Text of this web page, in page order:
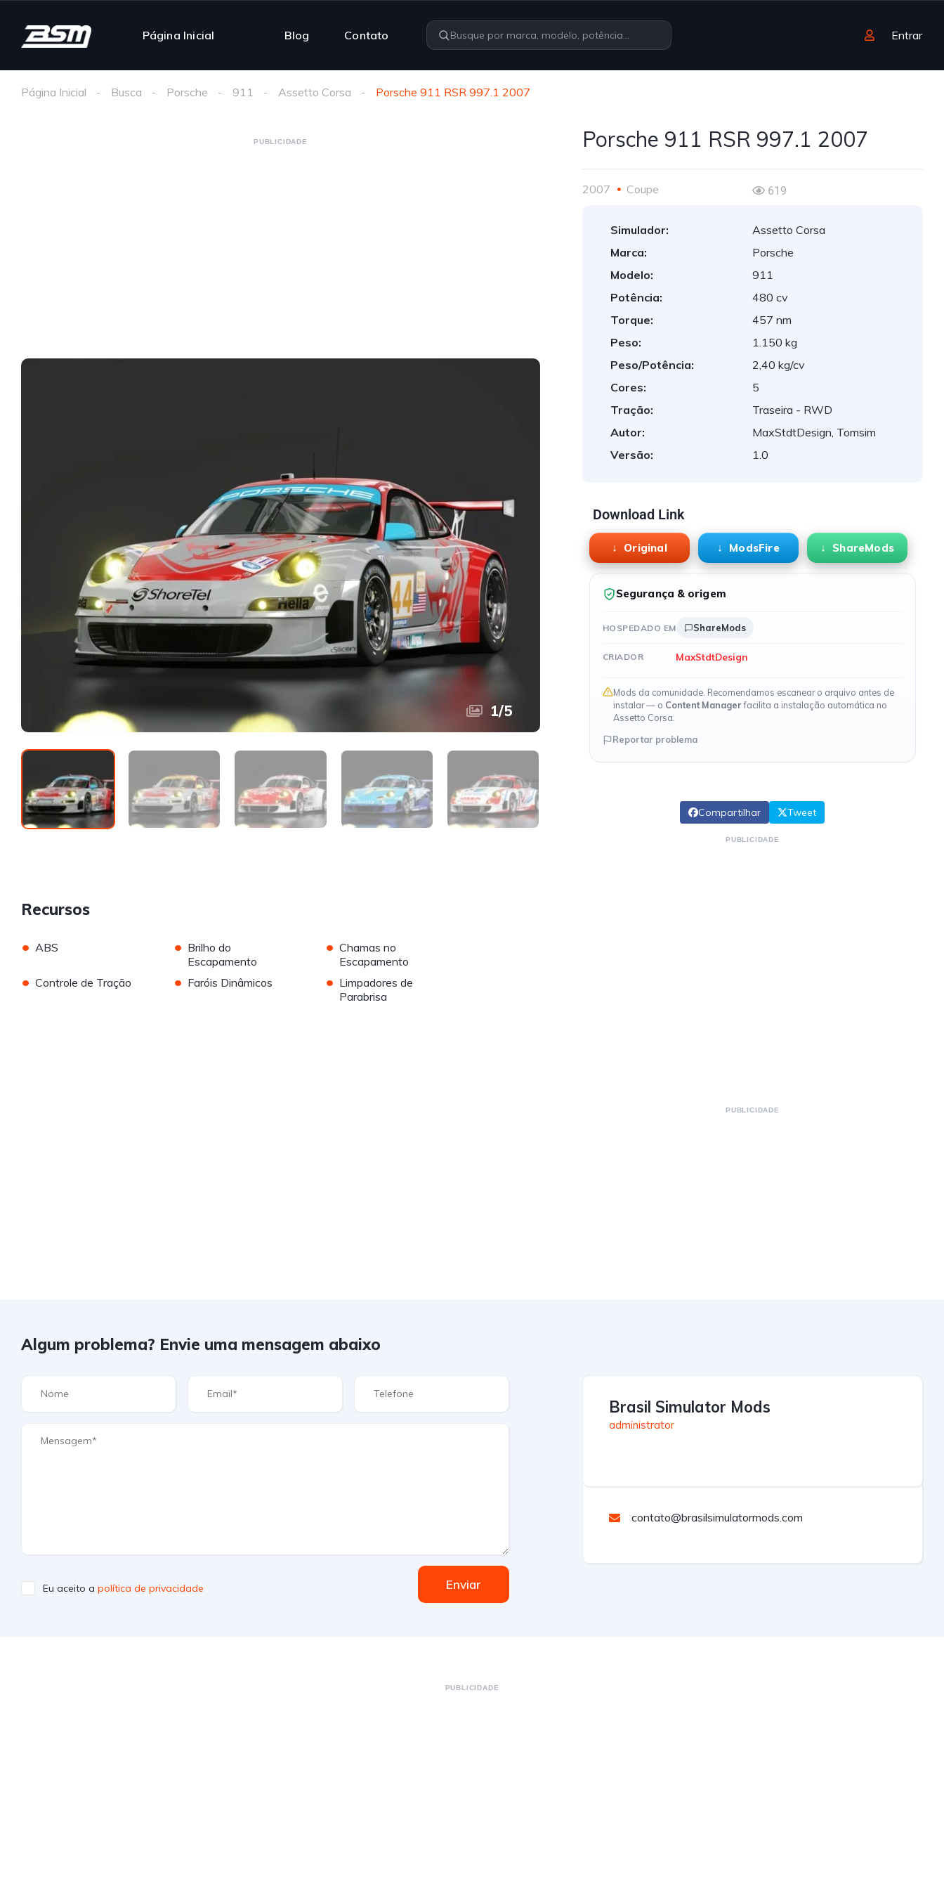
Página Inicial Blog Contato Entrar
Página Inicial Busca Porsche 911 Assetto Corsa Porsche 911 RSR 997.1 2007
PUBLICIDADE
1/5
Recursos
• ABS • Brilho do
Escapamento
• Chamas no
Escapamento
• Controle de Tração • Faróis Dinâmicos • Limpadores de
Parabrisa
Porsche 911 RSR 997.1 2007
2007 Coupe 619
Simulador:
Assetto Corsa
Marca:
Porsche
Modelo:
911
Potência:
480 cv
Torque:
457 nm
Peso:
1.150 kg
Peso/Potência:
2,40 kg/cv
Cores:
5
Tração:
Traseira - RWD
Autor:
MaxStdtDesign, Tomsim
Versão:
1.0
Download Link
Original ModsFire ShareMods
Segurança & origem
HOSPEDADO EM ShareMods
CRIADOR MaxStdtDesign
Mods da comunidade. Recomendamos escanear o arquivo antes de
instalar — o Content Managerfacilita a instalação automática no
Assetto Corsa.
Reportar problema
Compartilhar Tweet
PUBLICIDADE
PUBLICIDADE
Algum problema? Envie uma mensagem abaixo
Eu aceito a política de privacidade Enviar
Brasil Simulator Mods
administrator
contato@brasilsimulatormods.com
PUBLICIDADE